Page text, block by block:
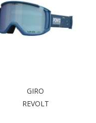
GIRO
REVOLT